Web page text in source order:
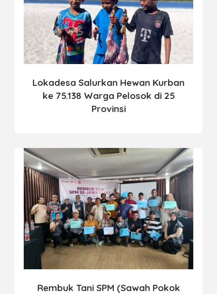
Lokadesa Salurkan Hewan Kurban
ke 75.138 Warga Pelosok di 25
Provinsi
Rembuk Tani SPM (Sawah Pokok